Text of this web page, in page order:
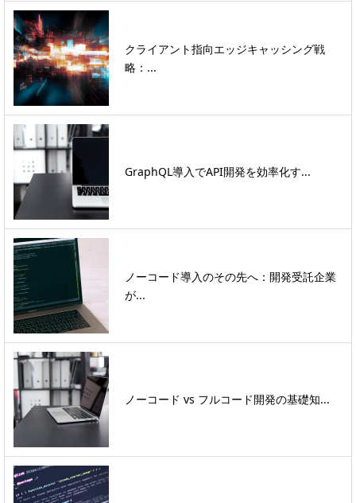
クライアント指向エッジキャッシング戦
略：...
GraphQL導入でAPI開発を効率化す...
ノーコード導入のその先へ：開発受託企業
が...
ノーコード vs フルコード開発の基礎知...